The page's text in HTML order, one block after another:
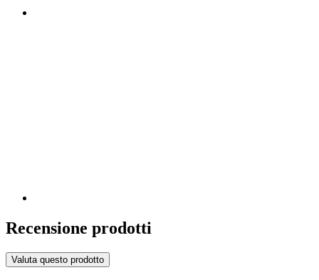
Recensione prodotti
Valuta questo prodotto